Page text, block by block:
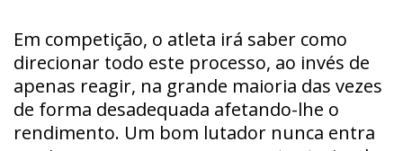
Em competição, o atleta irá saber como
direcionar todo este processo, ao invés de
apenas reagir, na grande maioria das vezes
de forma desadequada afetando-lhe o
rendimento. Um bom lutador nunca entra